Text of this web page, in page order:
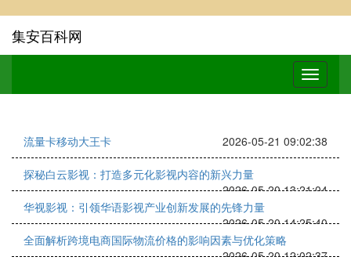
集安百科网
流量卡移动大王卡 2026-05-21 09:02:38
探秘白云影视：打造多元化影视内容的新兴力量
2026-05-20 13:21:04
华视影视：引领华语影视产业创新发展的先锋力量
2026-05-20 14:25:40
全面解析跨境电商国际物流价格的影响因素与优化策略
2026-05-20 12:02:37